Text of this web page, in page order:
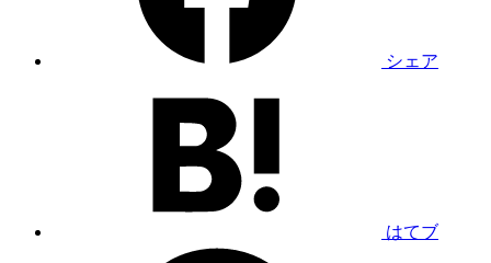
シェア
はてブ